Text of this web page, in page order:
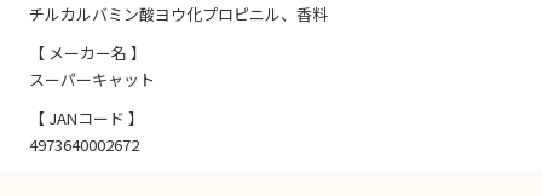
チルカルバミン酸ヨウ化プロピニル、香料
【 メーカー名 】
スーパーキャット
【 JANコード 】
4973640002672